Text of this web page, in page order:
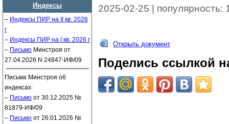
Индексы
– Индексы ПИР на II кв. 2026
г
– Индексы ПИР на I кв. 2026 г
– Письмо Минстроя от
27.04.2026 N 24847-ИФ/09
Письма Минстроя об
индексах:
– Письмо от 30.12.2025 №
81879-ИФ/09
– Письмо от 26.01.2026 №
2025-02-25 | популярность:
Открыть документ
Поделись ссылкой